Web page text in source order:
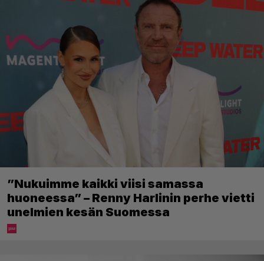
”Nukuimme kaikki viisi samassa
huoneessa” – Renny Harlinin perhe vietti
unelmien kesän Suomessa